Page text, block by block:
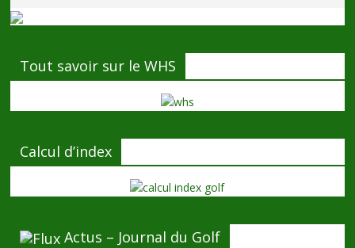
Tout savoir sur le WHS
Calcul d’index
Actus – Journal du Golf